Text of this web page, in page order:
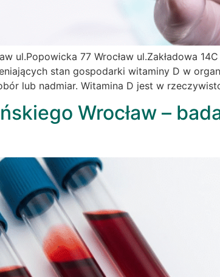
ul.Popowicka 77 Wrocław ul.Zakładowa
stan gospodarki witaminy D w
lub nadmiar. Witamina D jest w
Wrocław –